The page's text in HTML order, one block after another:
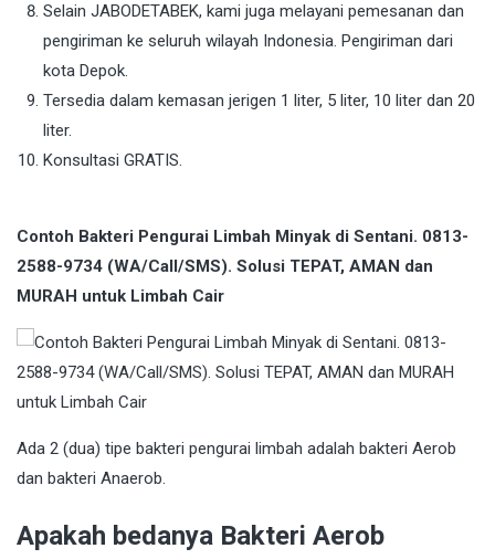
Selain JABODETABEK, kami juga melayani pemesanan dan
pengiriman ke seluruh wilayah Indonesia. Pengiriman dari
kota Depok.
Tersedia dalam kemasan jerigen 1 liter, 5 liter, 10 liter dan 20
liter.
Konsultasi GRATIS.
Contoh Bakteri Pengurai Limbah Minyak di Sentani. 0813-
2588-9734 (WA/Call/SMS). Solusi TEPAT, AMAN dan
MURAH untuk Limbah Cair
Ada 2 (dua) tipe bakteri pengurai limbah adalah bakteri Aerob
dan bakteri Anaerob.
Apakah bedanya Bakteri Aerob